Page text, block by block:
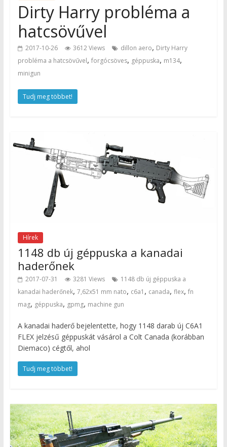
Dirty Harry probléma a
hatcsövűvel
2017-10-26 3612 Views dillon aero, Dirty Harry
probléma a hatcsövűvel, forgócsöves, géppuska, m134,
minigun
Tudj meg többet!
Hírek
1148 db új géppuska a kanadai
haderőnek
2017-07-31 3281 Views
1148 db új géppuska a
kanadai haderőnek, 7,62x51 mm nato, c6a1 , canada, flex, fn
mag, géppuska, gpmg, machine gun
A kanadai haderő bejelentette, hogy 1148 darab új C6A1
FLEX jelzésű géppuskát vásárol a Colt Canada (korábban
Diemaco) cégtől, ahol
Tudj meg többet!